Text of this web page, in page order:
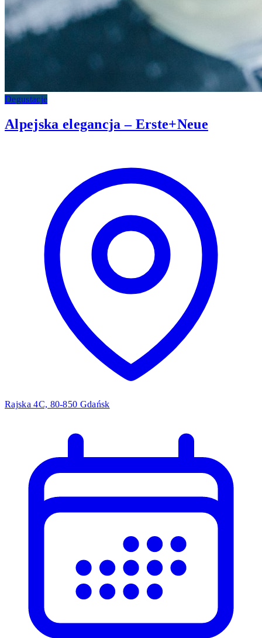
Degustacje
Alpejska elegancja – Erste+Neue
Rajska 4C, 80-850 Gdańsk